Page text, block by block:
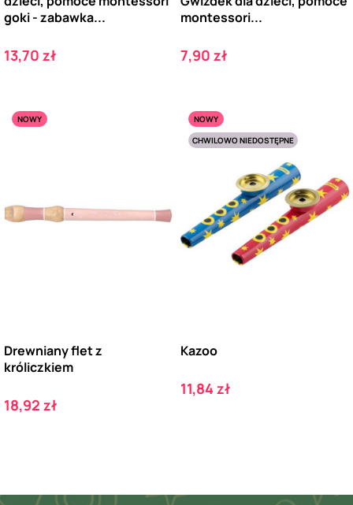
goki - zabawka...
Cena
13,70 zł
montessori...
Cena
7,90 zł
NOWY
Drewniany flet z
króliczkiem
Cena
18,92 zł
NOWY
CHWILOWO NIEDOSTĘPNE
Kazoo
Cena
11,84 zł